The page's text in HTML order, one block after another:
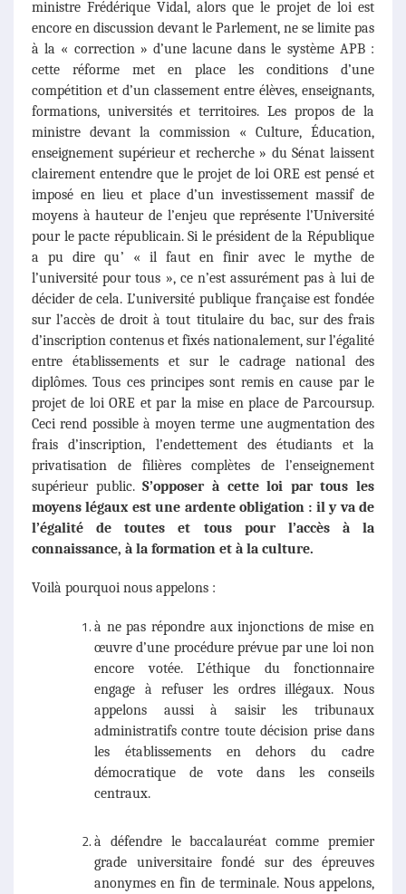
ministre Frédérique Vidal, alors que le projet de loi est
encore en discussion devant le Parlement, ne se limite pas
à la « correction » d’une lacune dans le système APB :
cette réforme met en place les conditions d’une
compétition et d’un classement entre élèves, enseignants,
formations, universités et territoires. Les propos de la
ministre devant la commission « Culture, Éducation,
enseignement supérieur et recherche » du Sénat laissent
clairement entendre que le projet de loi ORE est pensé et
imposé en lieu et place d’un investissement massif de
moyens à hauteur de l’enjeu que représente l’Université
pour le pacte républicain. Si le président de la République
a pu dire qu’ « il faut en finir avec le mythe de
l’université pour tous », ce n’est assurément pas à lui de
décider de cela. L’université publique française est fondée
sur l’accès de droit à tout titulaire du bac, sur des frais
d’inscription contenus et fixés nationalement, sur l’égalité
entre établissements et sur le cadrage national des
diplômes. Tous ces principes sont remis en cause par le
projet de loi ORE et par la mise en place de Parcoursup.
Ceci rend possible à moyen terme une augmentation des
frais d’inscription, l’endettement des étudiants et la
privatisation de filières complètes de l’enseignement
supérieur public.S’opposer à cette loi par tous les
moyens légaux est une ardente obligation : il y va de
l’égalité de toutes et tous pour l’accès à la
connaissance, à la formation et à la culture.
Voilà pourquoi nous appelons :
à ne pas répondre aux injonctions de mise en
œuvre d’une procédure prévue par une loi non
encore votée. L’éthique du fonctionnaire
engage à refuser les ordres illégaux. Nous
appelons aussi à saisir les tribunaux
administratifs contre toute décision prise dans
les établissements en dehors du cadre
démocratique de vote dans les conseils
centraux.
à défendre le baccalauréat comme premier
grade universitaire fondé sur des épreuves
anonymes en fin de terminale. Nous appelons,